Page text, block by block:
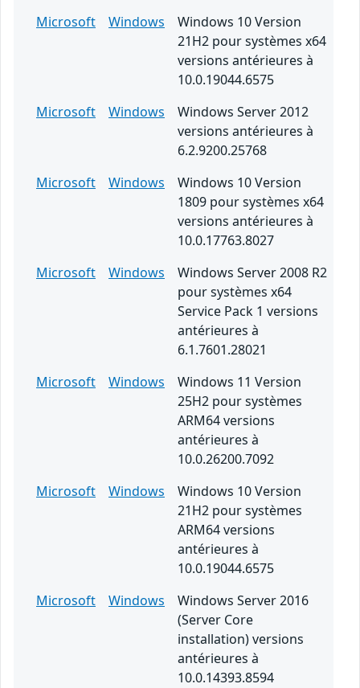
Microsoft
Windows
Windows 10 Version
21H2 pour systèmes x64
versions antérieures à
10.0.19044.6575
Microsoft
Windows
Windows Server 2012
versions antérieures à
6.2.9200.25768
Microsoft
Windows
Windows 10 Version
1809 pour systèmes x64
versions antérieures à
10.0.17763.8027
Microsoft
Windows
Windows Server 2008 R2
pour systèmes x64
Service Pack 1 versions
antérieures à
6.1.7601.28021
Microsoft
Windows
Windows 11 Version
25H2 pour systèmes
ARM64 versions
antérieures à
10.0.26200.7092
Microsoft
Windows
Windows 10 Version
21H2 pour systèmes
ARM64 versions
antérieures à
10.0.19044.6575
Microsoft
Windows
Windows Server 2016
(Server Core
installation) versions
antérieures à
10.0.14393.8594